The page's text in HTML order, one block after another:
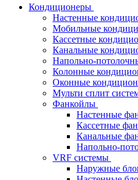
Кондиционеры
Настенные
Мобильные
Кассетные
Канальные
Напольно-
Колонные
Оконные
Мульти сплит
Фанкойлы
Настенные
Кассетные
Канальные
Напольно-
VRF системы
Наружные